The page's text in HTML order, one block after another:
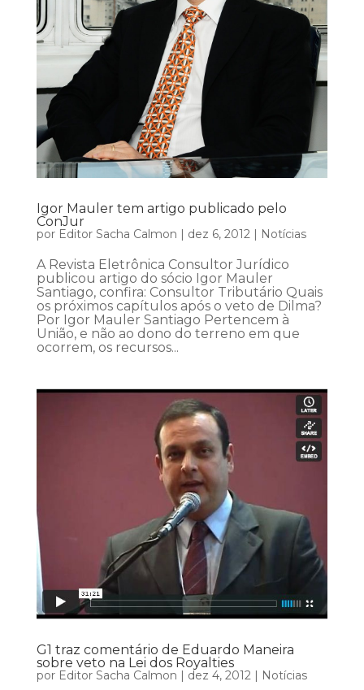
Igor Mauler tem artigo publicado pelo
ConJur
por Editor Sacha Calmon dez 6, 2012| Notícias
A Revista Eletrônica Consultor Jurídico
publicou artigo do sócio Igor Mauler
Santiago, confira: Consultor Tributário Quais
os próximos capítulos após o veto de Dilma?
Por Igor Mauler Santiago Pertencem à
União, e não ao dono do terreno em que
ocorrem, os recursos...
G1 traz comentário de Eduardo Maneira
sobre veto na Lei dos Royalties
por Editor Sacha Calmon | dez 4, 2012| Notícias